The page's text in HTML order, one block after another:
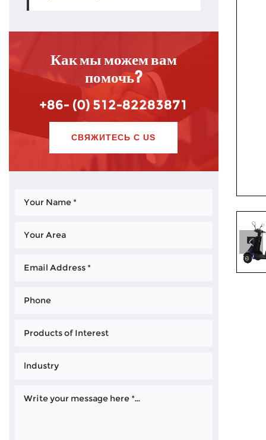
Как мы можем вам
помочь?
+86- (0) 512-82283871
СВЯЖИТЕСЬ С US